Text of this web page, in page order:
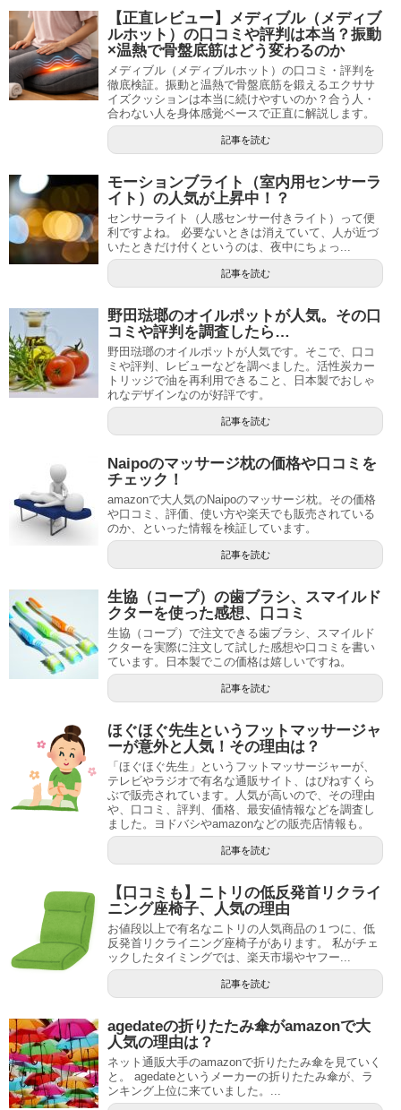
【正直レビュー】メディブル（メディブ
ルホット）の口コミや評判は本当？振動
×温熱で骨盤底筋はどう変わるのか
メディブル（メディブルホット）の口コミ・評判を
徹底検証。振動と温熱で骨盤底筋を鍛えるエクササ
イズクッションは本当に続けやすいのか？合う人・
合わない人を身体感覚ベースで正直に解説します。
記事を読む
モーションブライト（室内用センサーラ
イト）の人気が上昇中！？
センサーライト（人感センサー付きライト）って便
利ですよね。 必要ないときは消えていて、人が近づ
いたときだけ付くというのは、夜中にちょっ...
記事を読む
野田琺瑯のオイルポットが人気。その口
コミや評判を調査したら…
野田琺瑯のオイルポットが人気です。そこで、口コ
ミや評判、レビューなどを調べました。活性炭カー
トリッジで油を再利用できること、日本製でおしゃ
れなデザインなのが好評です。
記事を読む
Naipoのマッサージ枕の価格や口コミを
チェック！
amazonで大人気のNaipoのマッサージ枕。その価格
や口コミ、評価、使い方や楽天でも販売されている
のか、といった情報を検証しています。
記事を読む
生協（コープ）の歯ブラシ、スマイルド
クターを使った感想、口コミ
生協（コープ）で注文できる歯ブラシ、スマイルド
クターを実際に注文して試した感想や口コミを書い
ています。日本製でこの価格は嬉しいですね。
記事を読む
ほぐほぐ先生というフットマッサージャ
ーが意外と人気！その理由は？
「ほぐほぐ先生」というフットマッサージャーが、
テレビやラジオで有名な通販サイト、はぴねすくら
ぶで販売されています。人気が高いので、その理由
や、口コミ、評判、価格、最安値情報などを調査し
ました。ヨドバシやamazonなどの販売店情報も。
記事を読む
【口コミも】ニトリの低反発首リクライ
ニング座椅子、人気の理由
お値段以上で有名なニトリの人気商品の１つに、低
反発首リクライニング座椅子があります。 私がチェ
ックしたタイミングでは、楽天市場やヤフー...
記事を読む
agedateの折りたたみ傘がamazonで大
人気の理由は？
ネット通販大手のamazonで折りたたみ傘を見ていく
と。 agedateというメーカーの折りたたみ傘が、ラ
ンキング上位に来ていました。...